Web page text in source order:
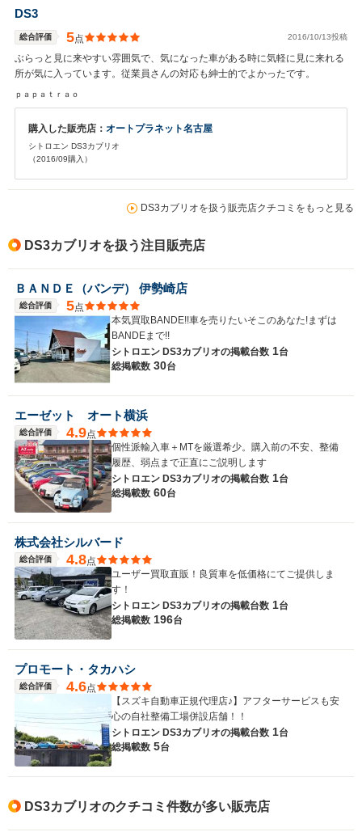
DS3
総合評価 5点 2016/10/13投稿
ぶらっと見に来やすい雰囲気で、気になった車がある時に気軽に見に来れる
所が気に入っています。従業員さんの対応も紳士的でよかったです。
ｐａｐａｔｒａｏ
購入した販売店： オートプラネット名古屋
シトロエン DS3カブリオ
（2016/09購入）
DS3カブリオを扱う販売店クチコミをもっと見る
DS3カブリオを扱う注目販売店
ＢＡＮＤＥ（バンデ） 伊勢崎店
総合評価 5点
本気買取BANDE!!車を売りたいそこのあなた!まずは
BANDEまで!!
シトロエン DS3カブリオの掲載台数 1台
総掲載数 30台
エーゼット オート横浜
総合評価 4.9点
個性派輸入車＋MTを厳選希少。購入前の不安、整備
履歴、弱点まで正直にご説明します
シトロエン DS3カブリオの掲載台数 1台
総掲載数 60台
株式会社シルバード
総合評価 4.8点
ユーザー買取直販！良質車を低価格にてご提供しま
す！
シトロエン DS3カブリオの掲載台数 1台
総掲載数 196台
プロモート・タカハシ
総合評価 4.6点
【スズキ自動車正規代理店♪】アフターサービスも安
心の自社整備工場併設店舗！！
シトロエン DS3カブリオの掲載台数 1台
総掲載数 5台
DS3カブリオのクチコミ件数が多い販売店